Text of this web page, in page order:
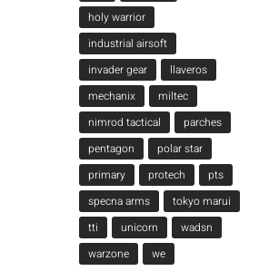
holy warrior
industrial airsoft
invader gear
llaveros
mechanix
miltec
nimrod tactical
parches
pentagon
polar star
primary
protech
pts
specna arms
tokyo marui
tti
unicorn
wadsn
warzone
we